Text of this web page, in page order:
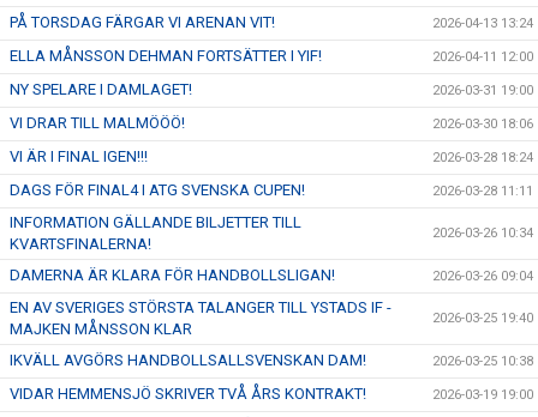
PÅ TORSDAG FÄRGAR VI ARENAN VIT! 2026-04-13 13:24
ELLA MÅNSSON DEHMAN FORTSÄTTER I YIF! 2026-04-11 12:00
NY SPELARE I DAMLAGET! 2026-03-31 19:00
VI DRAR TILL MALMÖÖÖ! 2026-03-30 18:06
VI ÄR I FINAL IGEN!!! 2026-03-28 18:24
DAGS FÖR FINAL4 I ATG SVENSKA CUPEN! 2026-03-28 11:11
INFORMATION GÄLLANDE BILJETTER TILL
KVARTSFINALERNA!
2026-03-26 10:34
DAMERNA ÄR KLARA FÖR HANDBOLLSLIGAN! 2026-03-26 09:04
EN AV SVERIGES STÖRSTA TALANGER TILL YSTADS IF -
MAJKEN MÅNSSON KLAR
2026-03-25 19:40
IKVÄLL AVGÖRS HANDBOLLSALLSVENSKAN DAM! 2026-03-25 10:38
VIDAR HEMMENSJÖ SKRIVER TVÅ ÅRS KONTRAKT! 2026-03-19 19:00